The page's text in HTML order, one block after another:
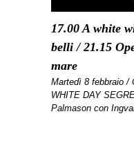
17.00 A white
belli / 21.15
mare
Martedì 8 febbraio /
WHITE DAY
Palmason con